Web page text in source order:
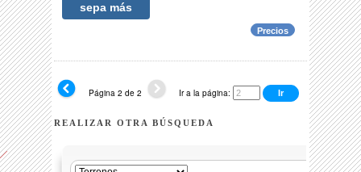
sepa más
Precios
Página 2 de 2 Ir a la página:
REALIZAR OTRA BÚSQUEDA